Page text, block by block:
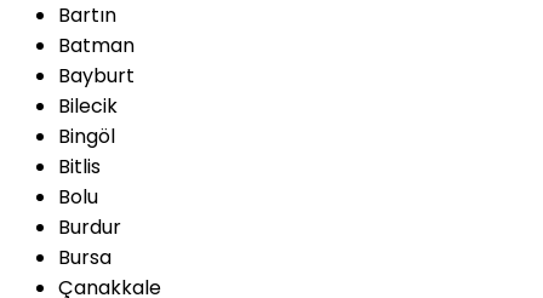
Bartın
Batman
Bayburt
Bilecik
Bingöl
Bitlis
Bolu
Burdur
Bursa
Çanakkale